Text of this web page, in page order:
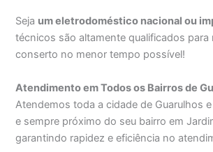
Seja um eletrodoméstico nacional ou
técnicos são altamente qualificados para
conserto no menor tempo possível!
Atendimento em Todos os Bairros de
Atendemos toda a cidade de Guarulhos
e sempre próximo do seu bairro em
garantindo rapidez e eficiência no